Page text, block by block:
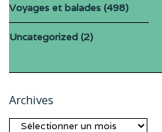
Voyages et balades (498)
Uncategorized (2)
Archives
Archives